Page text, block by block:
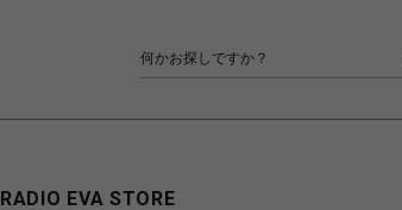
RADIO EVA STORE